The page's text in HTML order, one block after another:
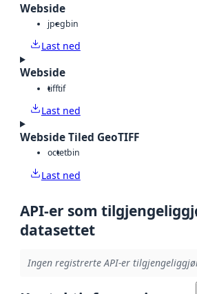
Webside
jpegbin
Last ned
Webside
tifftif
Last ned
Webside Tiled GeoTIFF
octetbin
Last ned
API-er som
datasettet
Ingen registrerte API-er